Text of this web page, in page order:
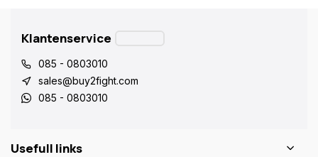
Klantenservice
085 - 0803010
sales@buy2fight.com
085 - 0803010
Usefull links